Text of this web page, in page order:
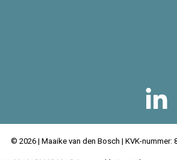
© 2026 | Maaike van den Bosch | KVK-nummer: